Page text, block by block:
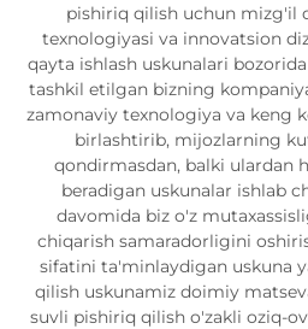
pishiriq qilish uchun mizg'il
texnologiyasi va innovatsion
qayta ishlash uskunalari
tashkil etilgan bizning
zamonaviy texnologiya va keng
birlashtirib, mijozlarning
qondirmasdan, balki ulardan
beradigan uskunalar ishlab
davomida biz o'z
chiqarish samaradorligini
sifatini ta'minlaydigan uskuna
qilish uskunamiz doimiy
suvli pishiriq qilish o'zakli oziq-